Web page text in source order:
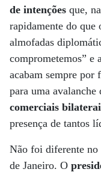
de intenções que,
rapidamente do que
almofadas
comprometemos” e
acabam sempre por
para uma avalanche
comerciais
presença de tantos
Não foi diferente
de Janeiro. O